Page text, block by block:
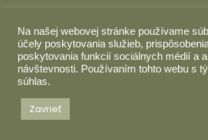
Sledujte
Na našej webovej stránke používame
účely poskytovania služieb,
poskytovania funkcií sociálnych médií a
návštevnosti. Používaním tohto webu s
súhlas.
Zavrieť